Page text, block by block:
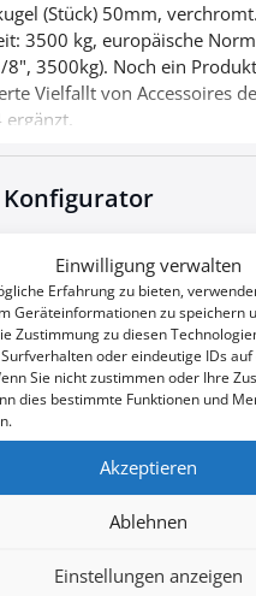
Einwilligung verwalten
Erfahrung zu bieten,
Geräteinformationen zu speichern
Zustimmung zu diesen
oder eindeutige IDs
Sie nicht zustimmen oder Ihre
dies bestimmte Funktionen und
Akzeptieren
Ablehnen
Einstellungen anzeigen
(Stück) 50mm,
3500 kg, europäische
3500kg). Noch ein
Vielfallt von Accessoires
ergänzt.
Konfigurator
Broschüre und
herunterladen
Sonderangebote